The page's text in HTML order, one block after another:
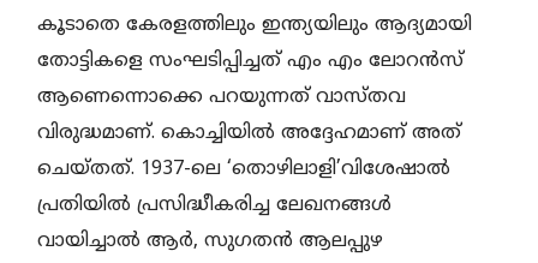
കൂടാതെ കേരളത്തിലും ഇന്ത്യയിലും ആദ്യമായി
തോട്ടികളെ സംഘടിപ്പിച്ചത് എം എം ലോറന്‍സ്
ആണെന്നൊക്കെ പറയുന്നത് വാസ്തവ
വിരുദ്ധമാണ്. കൊച്ചിയില്‍ അദ്ദേഹമാണ് അത്
ചെയ്തത്. 1937-ലെ ‘തൊഴിലാളി’വിശേഷാല്‍
പ്രതിയില്‍ പ്രസിദ്ധീകരിച്ച ലേഖനങ്ങള്‍
വായിച്ചാല്‍ ആര്‍, സുഗതന്‍ ആലപ്പുഴ